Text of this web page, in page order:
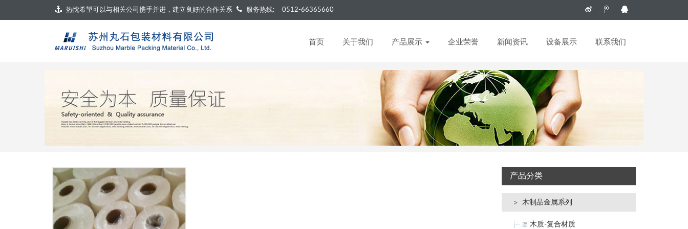
热忱希望可以与相关公司携手并进，建立良好的合作关系 服务热线: 0512-66365660
首页 关于我们 产品展示 企业荣誉 新闻资讯 设备展示 联系我们
产品分类
木制品金属系列
木质-复合材质